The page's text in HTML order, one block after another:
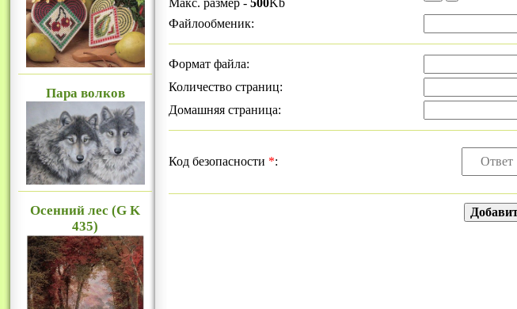
Пара волков
Осенний лес (G K
435)
2013 год
2014 год
2005 год
2006 год
2008 год
2010 год
2011 год
2013 год
2014 год
Файлообменик:
Формат файла:
Количество страниц:
Домашняя страница:
Код безопасности *: